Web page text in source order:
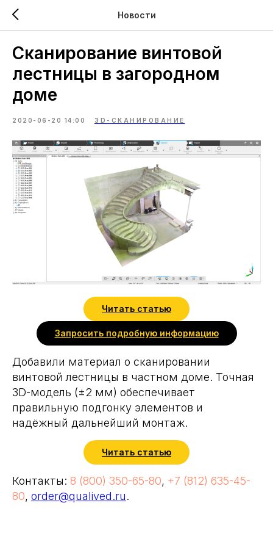
Новости
Сканирование винтовой
лестницы в загородном
доме
2020-06-20 14:00 3D-СКАНИРОВАНИЕ
Читать статью
Запросить подробную информацию
Добавили материал о сканировании
винтовой лестницы в частном доме. Точная
3D-модель (±2 мм) обеспечивает
правильную подгонку элементов и
надёжный дальнейший монтаж.
Читать статью
Контакты: 8 (800) 350-65-80, +7 (812) 635-45-
80, order@qualived.ru.